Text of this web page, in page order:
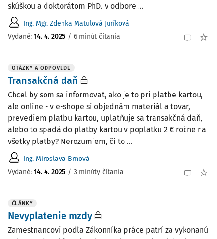
skúškou a doktorátom PhD. v odbore ...
Ing. Mgr. Zdenka Matulová Juríková
Vydané: 14. 4. 2025 / 6 minút čítania
OTÁZKY A ODPOVEDE
Transakčná daň
Chcel by som sa informovať, ako je to pri platbe kartou,
ale online - v e-shope si objednám materiál a tovar,
prevediem platbu kartou, uplatňuje sa transakčná daň,
alebo to spadá do platby kartou v poplatku 2 € ročne na
všetky platby? Nerozumiem, či to ...
Ing. Miroslava Brnová
Vydané: 14. 4. 2025 / 3 minúty čítania
ČLÁNKY
Nevyplatenie mzdy
Zamestnancovi podľa Zákonníka práce patrí za vykonanú